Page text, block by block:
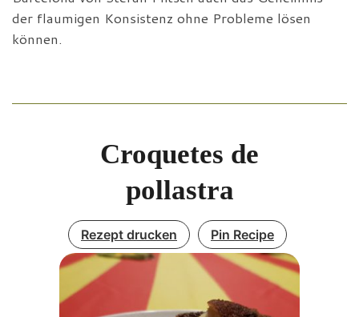
der flaumigen Konsistenz ohne Probleme lösen
können.
Croquetes de
pollastra
Rezept drucken Pin Recipe